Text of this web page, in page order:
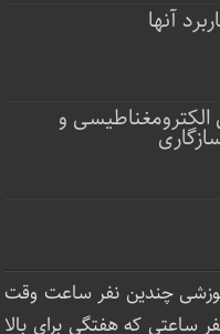
آنها
الکترومغناطیسی و
چندین نفر ساعت‌ وقت
ساعتی که هفتگی برای بالا